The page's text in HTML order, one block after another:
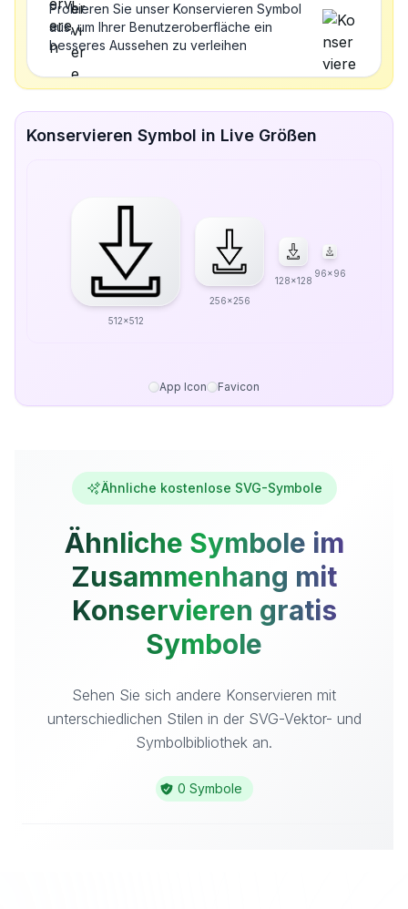
Probieren Sie unser Konservieren Symbol
aus, um Ihrer Benutzeroberfläche ein
besseres Aussehen zu verleihen
Konservieren Symbol in Live Größen
512x512
256x256
128x128
96x96
App Icon Favicon
Ähnliche kostenlose SVG-Symbole
Ähnliche Symbole im
Zusammenhang mit
Konservieren gratis
Symbole
Sehen Sie sich andere Konservieren mit
unterschiedlichen Stilen in der SVG-Vektor- und
Symbolbibliothek an.
0 Symbole